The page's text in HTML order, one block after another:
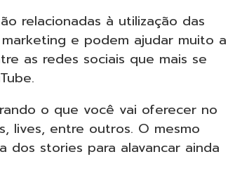
relacionadas à utilização das
e podem ajudar muito a
as redes sociais que mais se
o que você vai oferecer no
lives, entre outros. O mesmo
stories para alavancar ainda